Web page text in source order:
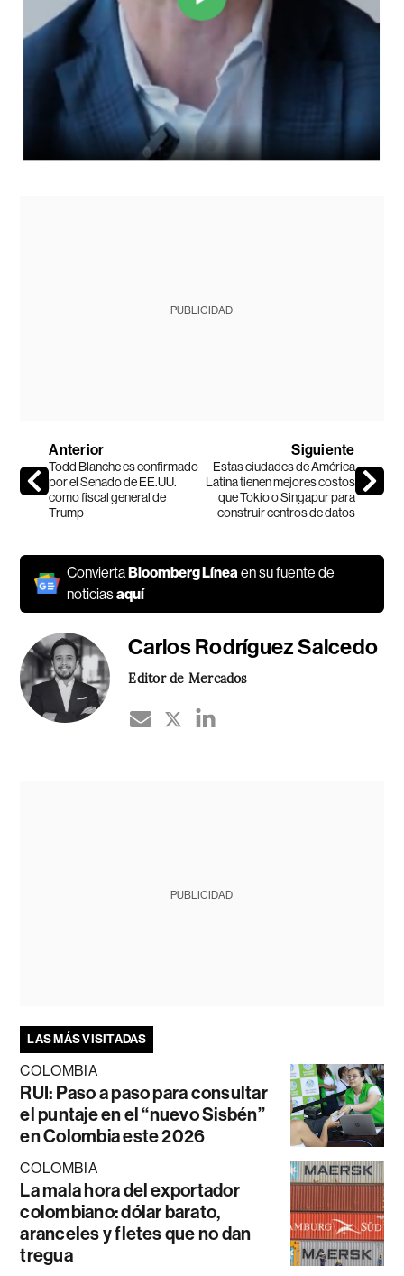
PUBLICIDAD
Anterior
Todd Blanche es confirmado
por el Senado de EE.UU.
como fiscal general de
Trump
Siguiente
Estas ciudades de América
Latina tienen mejores costos
que Tokio o Singapur para
construir centros de datos
ConviertaBloomberg Línea en su fuente de
noticiasaquí
Carlos Rodríguez Salcedo
Editor de Mercados
PUBLICIDAD
LAS MÁS VISITADAS
COLOMBIA
RUI: Paso a paso para consultar
el puntaje en el “nuevo Sisbén”
en Colombia este 2026
COLOMBIA
La mala hora del exportador
colombiano: dólar barato,
aranceles y fletes que no dan
tregua